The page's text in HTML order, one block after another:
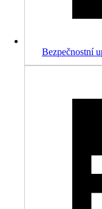
Bezpečnostní